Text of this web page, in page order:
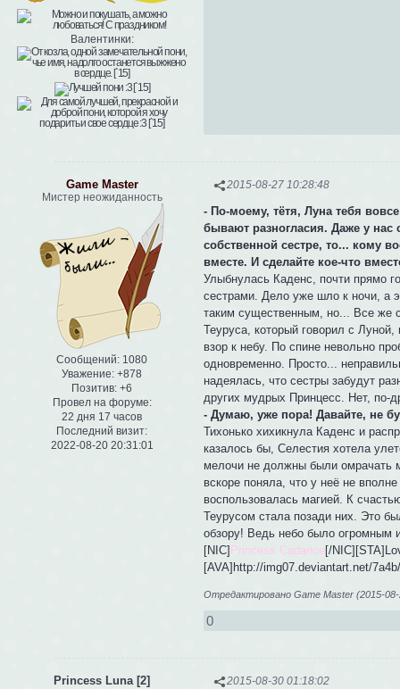
Валентинки:
2015-08-27 10:28:48
Game Master
Мистер неожиданность
Сообщений: 1080
Уважение: +878
Позитив: +6
Провел на форуме:
22 дня 17 часов
Последний визит:
2022-08-20 20:31:01
- По-моему, тётя, Луна тебя
бывают разногласия. Даже у
собственной сестре, то... кому
вместе. И сделайте кое-что
Улыбнулась Каденс, почти прямо
сестрами. Дело уже шло к ночи, а
таким существенным, но... Все же
Теуруса, который говорил с
взор к небу. По спине невольно
одновременно. Просто...
надеялась, что сестры забудут
других мудрых Принцесс. Нет, по-
- Думаю, уже пора! Давайте, не
Тихонько хихикнула Каденс и
казалось бы, Селестия хотела
мелочи не должны были омрачать
вскоре поняла, что у неё не
воспользовалась магией. К
Теурусом стала позади них. Это
обзору! Ведь небо было огромным
[NIC] Princess Cadance [/
[AVA]http://img07.deviantart.net/
Отредактировано Game Master (2015-08-
0
2015-08-30 01:18:02
Princess Luna [2]